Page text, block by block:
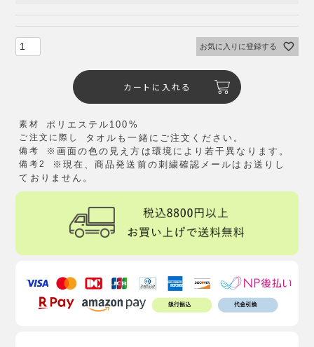
お気に入りに登録する
カートに入れる
素材 ポリエステル100%
ご注文に際し タオルも一緒にご注文ください。
備考 ※画面の色の見え方は環境により若干異なります。
備考2
※現在、商品発送前の刺繍確認メールはお送りし
ておりません。